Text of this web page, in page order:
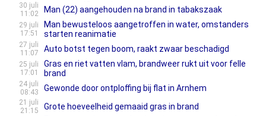
30 juli
11:02
Man (22) aangehouden na brand in tabakszaak
29 juli
17:51
Man bewusteloos aangetroffen in water, omstanders
starten reanimatie
27 juli
11:07
Auto botst tegen boom, raakt zwaar beschadigd
25 juli
17:01
Gras en riet vatten vlam, brandweer rukt uit voor felle
brand
24 juli
08:43
Gewonde door ontploffing bij flat in Arnhem
21 juli
21:15
Grote hoeveelheid gemaaid gras in brand